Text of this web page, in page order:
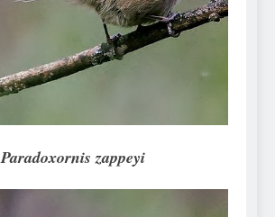
Can Bulldogs Play Fetch?
And How to Train Them!
How Often Do I Need to
Groom My Bulldog
Paradoxornis zappeyi